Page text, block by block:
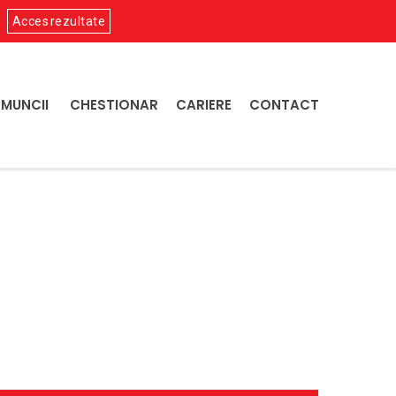
Acces rezultate
CHESTIONAR CARIERE CONTACT